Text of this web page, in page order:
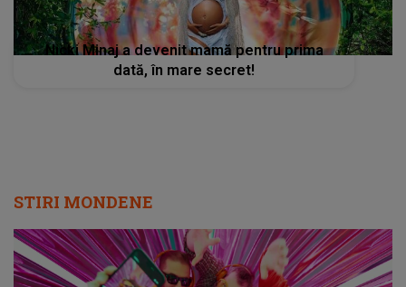
Nicki Minaj a devenit mamă pentru prima
dată, în mare secret!
STIRI MONDENE